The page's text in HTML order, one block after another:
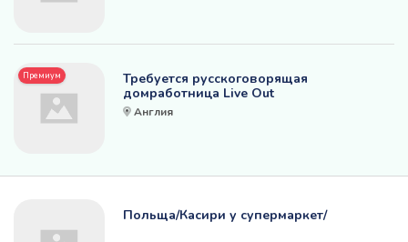
Премиум
Требуется русскоговорящая
домработница Live Out
Англия
Польща/Касири у супермаркет/